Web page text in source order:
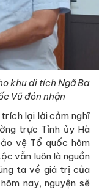
khu di tích Ngã Ba
Vũ đón nhận
lại lời cảm nghĩ
trực Tỉnh ủy Hà
vệ Tổ quốc hôm
vẫn luôn là nguồn
ta về giá trị của
nay, nguyện sẽ